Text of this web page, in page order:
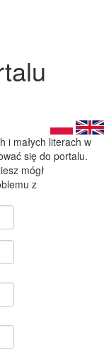
i małych literach w
się do portalu.
mógł
z